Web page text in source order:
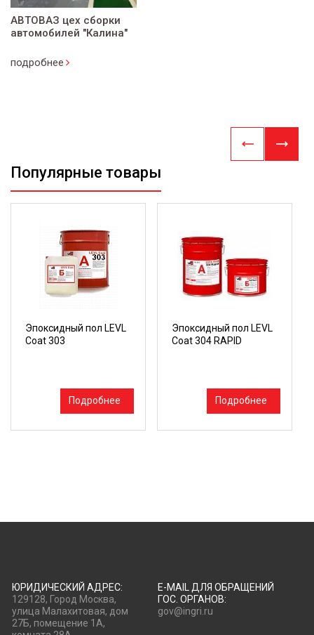
АВТОВАЗ цех сборки
автомобилей "Калина"
подробнее
Популярные товары
Эпоксидный пол LEVL
Coat 303
Подробнее
Эпоксидный пол LEVL
Coat 304 RAPID
Подробнее
ЮРИДИЧЕСКИЙ АДРЕС:
129128, Город Москва,
улица Малахитовая, дом
27Б, помещение 1А,
E-MAIL ДЛЯ ОБРАЩЕНИЙ
ГОС. ОРГАНОВ:
gov@ingri.ru